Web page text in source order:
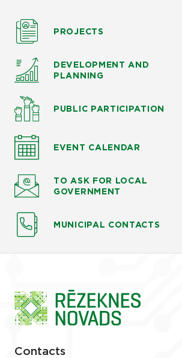
PROJECTS
DEVELOPMENT AND
PLANNING
PUBLIC PARTICIPATION
EVENT CALENDAR
TO ASK FOR LOCAL
GOVERNMENT
MUNICIPAL CONTACTS
Contacts